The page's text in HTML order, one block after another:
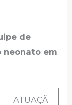
de
neonato em
ATUAÇÃ